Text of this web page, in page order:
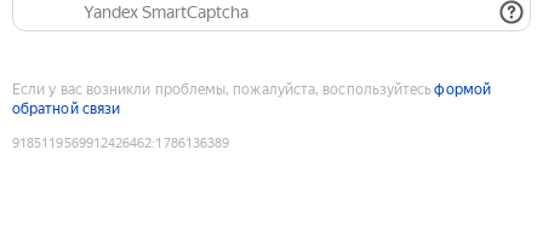
Yandex SmartCaptcha
Если у вас возникли проблемы, пожалуйста, воспользуйтесьформой
обратной связи
9185119569912426462:1786136389